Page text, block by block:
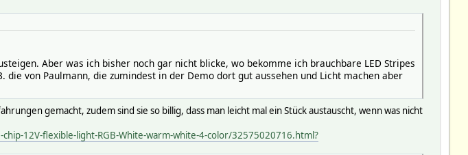
Aber was ich bisher noch gar nicht blicke, wo bekomme ich brauchbare LED Stripes
die von Paulmann, die zumindest in der Demo dort gut aussehen und Licht machen aber
gemacht, zudem sind sie so billig, dass man leicht mal ein Stück austauscht, wenn was nicht
12V-flexible-light-RGB-White-warm-white-4-color/32575020716.html?